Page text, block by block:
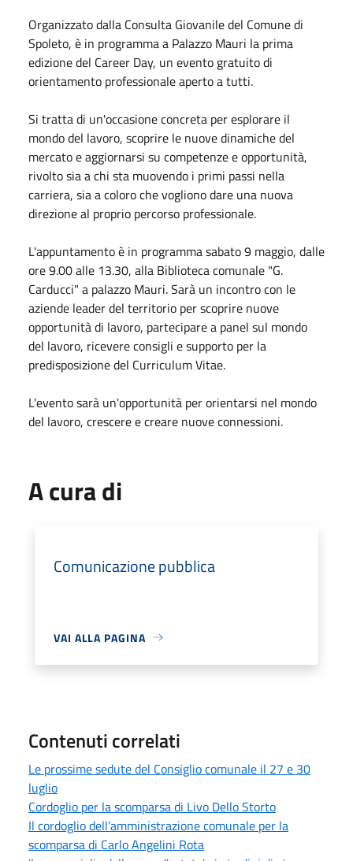
Organizzato dalla Consulta Giovanile del Comune di
Spoleto, è in programma a Palazzo Mauri la prima
edizione del Career Day, un evento gratuito di
orientamento professionale aperto a tutti.
Si tratta di un'occasione concreta per esplorare il
mondo del lavoro, scoprire le nuove dinamiche del
mercato e aggiornarsi su competenze e opportunità,
rivolto sia a chi sta muovendo i primi passi nella
carriera, sia a coloro che vogliono dare una nuova
direzione al proprio percorso professionale.
L'appuntamento è in programma sabato 9 maggio, dalle
ore 9.00 alle 13.30, alla Biblioteca comunale "G.
Carducci" a palazzo Mauri. Sarà un incontro con le
aziende leader del territorio per scoprire nuove
opportunità di lavoro, partecipare a panel sul mondo
del lavoro, ricevere consigli e supporto per la
predisposizione del Curriculum Vitae.
L'evento sarà un'opportunità per orientarsi nel mondo
del lavoro, crescere e creare nuove connessioni.
A cura di
Comunicazione pubblica
VAI ALLA PAGINA
Contenuti correlati
Le prossime sedute del Consiglio comunale il 27 e 30
luglio
Cordoglio per la scomparsa di Livo Dello Storto
Il cordoglio dell'amministrazione comunale per la
scomparsa di Carlo Angelini Rota